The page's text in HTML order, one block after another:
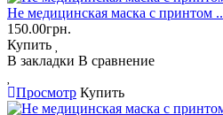
Не медицинская маска с принтом ..
150.00грн.
Купить
В закладки В сравнение
Просмотр Купить